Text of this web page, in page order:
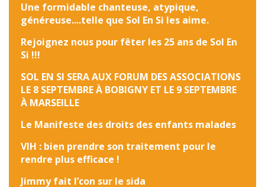
Une formidable chanteuse, atypique,
généreuse....telle que Sol En Si les aime.
Rejoignez nous pour fêter les 25 ans de Sol En
Si !!!
SOL EN SI SERA AUX FORUM DES ASSOCIATIONS
LE 8 SEPTEMBRE À BOBIGNY ET LE 9 SEPTEMBRE
À MARSEILLE
Le Manifeste des droits des enfants malades
VIH : bien prendre son traitement pour le
rendre plus efficace !
Jimmy fait l’con sur le sida